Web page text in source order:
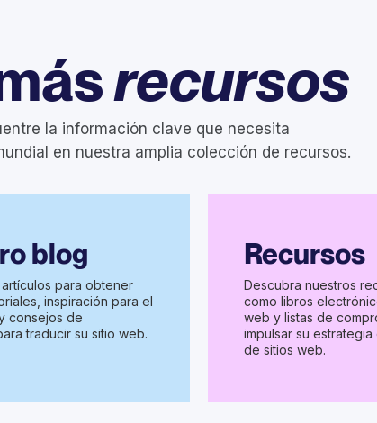
recursos
la información clave que necesita
en nuestra amplia colección de recursos.
blog
para obtener
inspiración para el
consejos de
traducir su sitio web.
Recursos
Descubra nuestros
como libros
web y listas de
impulsar su
de sitios web.